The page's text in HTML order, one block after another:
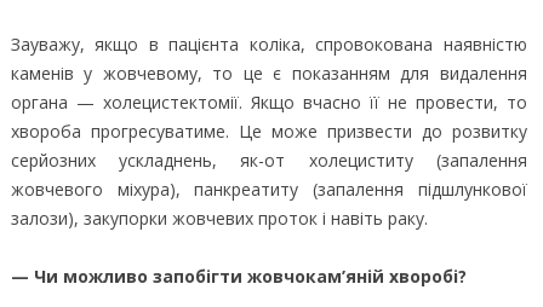
Зауважу, якщо в пацієнта коліка, спровокована наявністю
каменів у жовчевому, то це є показанням для видалення
органа — холецистектомії. Якщо вчасно її не провести, то
хвороба прогресуватиме. Це може призвести до розвитку
серйозних ускладнень, як-от холециститу (запалення
жовчевого міхура), панкреатиту (запалення підшлункової
залози), закупорки жовчевих проток і навіть раку.
— Чи можливо запобігти жовчокам’яній хворобі?